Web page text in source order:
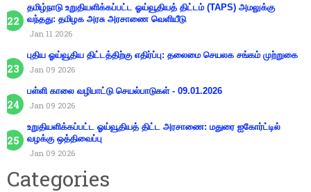
தமிழ்நாடு உறுதியளிக்கப்பட்ட ஓய்வூதியத் திட்டம் (TAPS) அமலுக்கு
வந்தது: தமிழக அரசு அரசாணை வெளியீடு
Jan 11 2026
புதிய ஓய்வூதிய திட்டத்திற்கு எதிர்ப்பு: தலைமை செயலக சங்கம் முற்றுகை
Jan 09 2026
பள்ளி காலை வழிபாட்டு செயல்பாடுகள் - 09.01.2026
Jan 09 2026
உறுதியளிக்கப்பட்ட ஓய்வூதியத் திட்ட அரசாணை: மதுரை ஐகோர்ட்டில்
வழக்கு ஒத்திவைப்பு
Jan 09 2026
Categories